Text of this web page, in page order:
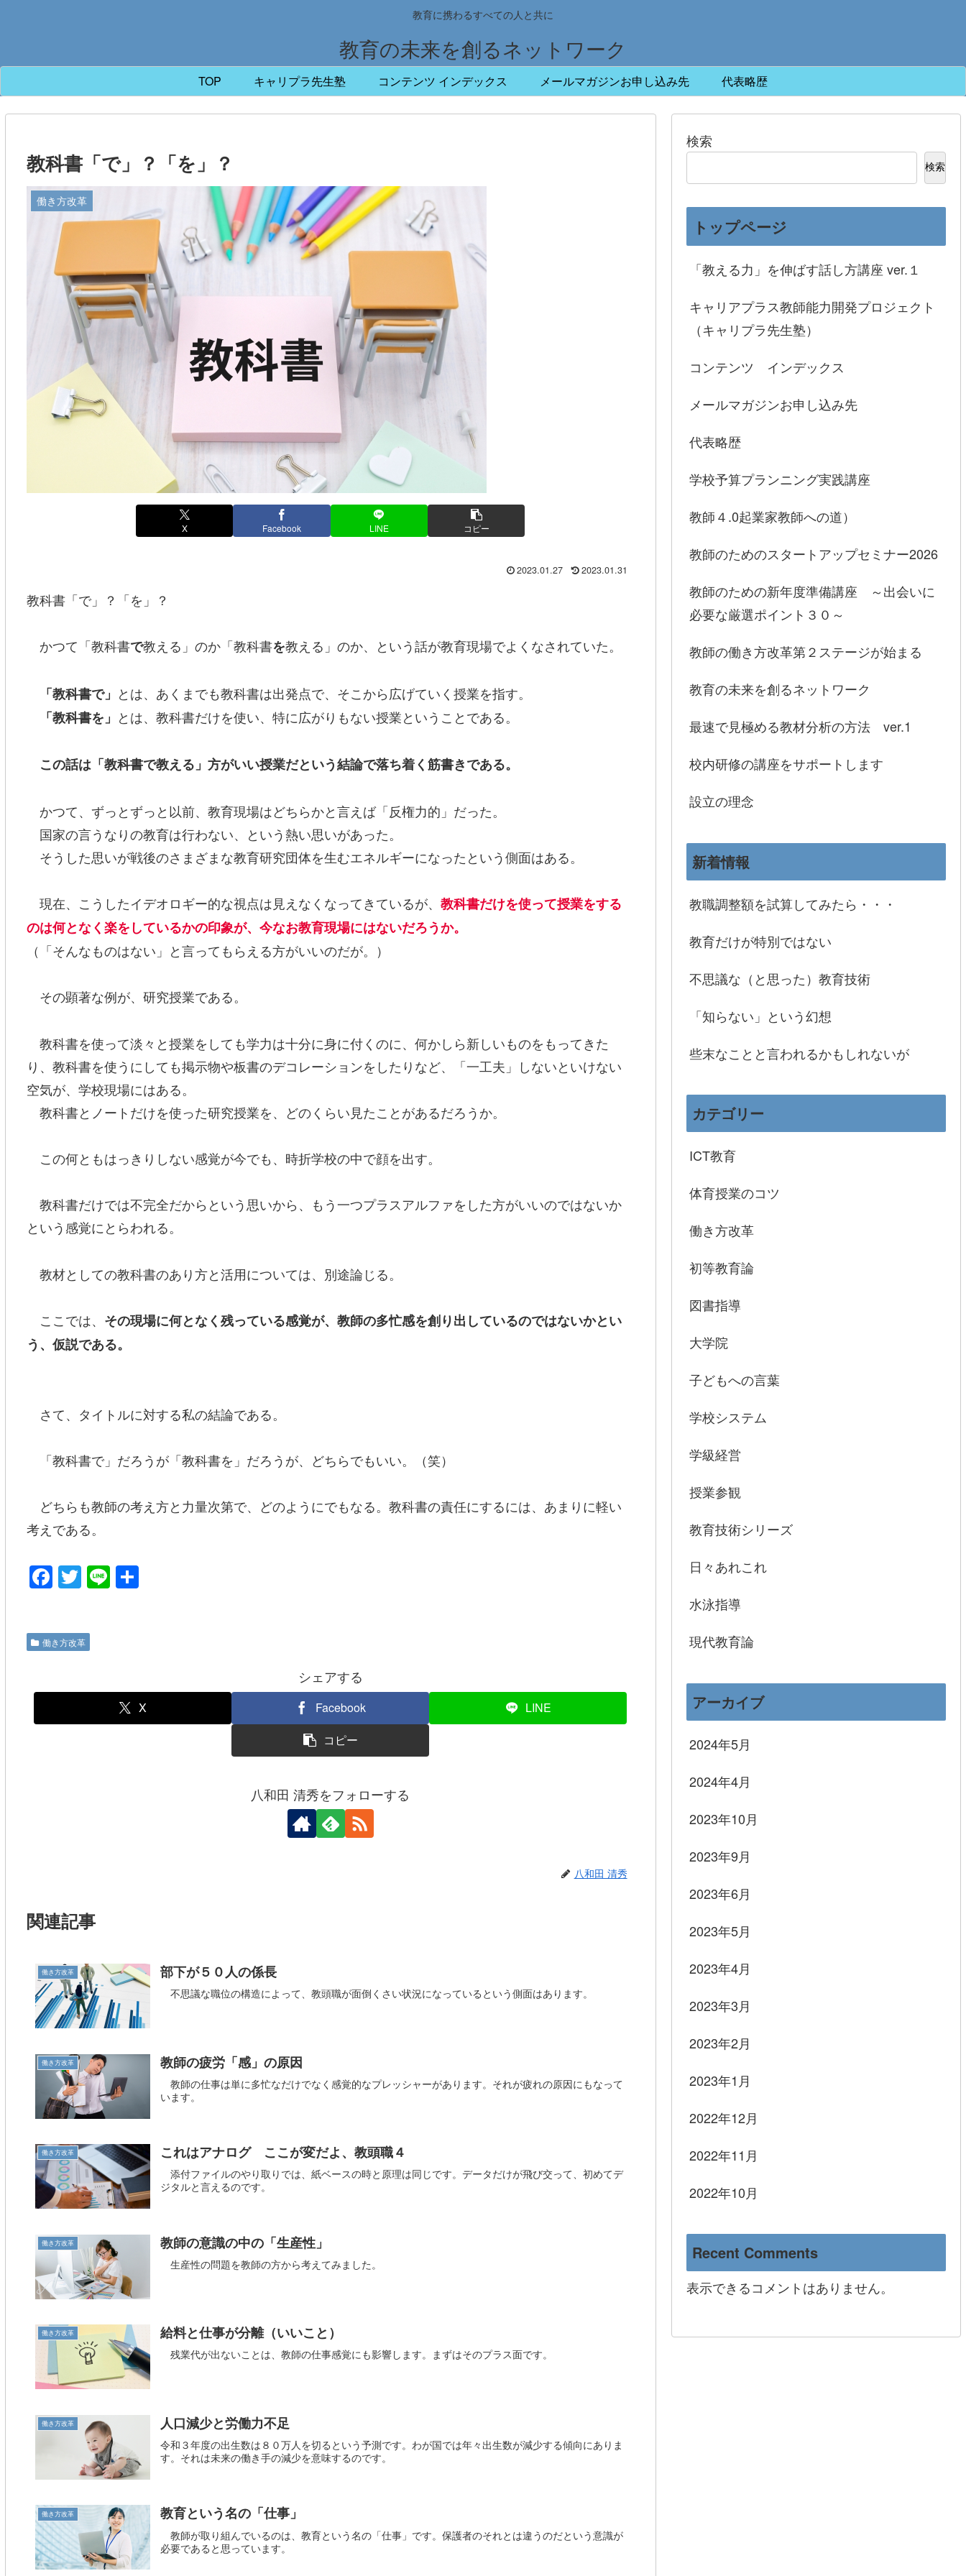
教育に携わるすべての人と共に
教育の未来を創るネットワーク
TOP キャリプラ先生塾 コンテンツ インデックス メールマガジンお申し込み先 代表略歴
教科書「で」？「を」？
働き方改革
X Facebook LINE コピー
2023.01.27 2023.01.31
教科書「で」？「を」？
かつて「教科書で教える」のか「教科書を教える」のか、という話が教育現場でよくなされていた。
「教科書で」 とは、あくまでも教科書は出発点で、そこから広げていく授業を指す。
「教科書を」 とは、教科書だけを使い、特に広がりもない授業ということである。
この話は「教科書で教える」方がいい授業だという結論で落ち着く筋書きである。
かつて、ずっとずっと以前、教育現場はどちらかと言えば「反権力的」だった。
国家の言うなりの教育は行わない、という熱い思いがあった。
そうした思いが戦後のさまざまな教育研究団体を生むエネルギーになったという側面はある。
現在、こうしたイデオロギー的な視点は見えなくなってきているが、 教科書だけを使って授業をする
のは何となく楽をしているかの印象が、今なお教育現場にはないだろうか。
（「そんなものはない」と言ってもらえる方がいいのだが。）
その顕著な例が、研究授業である。
教科書を使って淡々と授業をしても学力は十分に身に付くのに、何かしら新しいものをもってきた
り、教科書を使うにしても掲示物や板書のデコレーションをしたりなど、「一工夫」しないといけない
空気が、学校現場にはある。
教科書とノートだけを使った研究授業を、どのくらい見たことがあるだろうか。
この何ともはっきりしない感覚が今でも、時折学校の中で顔を出す。
教科書だけでは不完全だからという思いから、もう一つプラスアルファをした方がいいのではないか
という感覚にとらわれる。
教材としての教科書のあり方と活用については、別途論じる。
ここでは、 その現場に何となく残っている感覚が、教師の多忙感を創り出しているのではないかとい
う、仮説である。
さて、タイトルに対する私の結論である。
「教科書で」だろうが「教科書を」だろうが、どちらでもいい。（笑）
どちらも教師の考え方と力量次第で、どのようにでもなる。教科書の責任にするには、あまりに軽い
考えである。
F
e
o
T
er
Li 共
働き方改革
シェアする
X Facebook
LINE
コピー
八和田 清秀をフォローする
八和田 清秀
関連記事
働き方改革 部下が５０人の係長
不思議な職位の構造によって、教頭職が面倒くさい状況になっているという側面はあります。
働き方改革 教師の疲労「感」の原因
教師の仕事は単に多忙なだけでなく感覚的なプレッシャーがあります。それが疲れの原因にもなって
います。
働き方改革 これはアナログ ここが変だよ、教頭職４
添付ファイルのやり取りでは、紙ベースの時と原理は同じです。データだけが飛び交って、初めてデ
ジタルと言えるのです。
働き方改革 教師の意識の中の「生産性」
生産性の問題を教師の方から考えてみました。
働き方改革 給料と仕事が分離（いいこと）
残業代が出ないことは、教師の仕事感覚にも影響します。まずはそのプラス面です。
働き方改革 人口減少と労働力不足
令和３年度の出生数は８０万人を切るという予測です。わが国では年々出生数が減少する傾向にありま
す。それは未来の働き手の減少を意味するのです。
働き方改革 教育という名の「仕事」
教師が取り組んでいるのは、教育という名の「仕事」です。保護者のそれとは違うのだという意識が
必要であると思っています。
検索
検索
トップページ
「教える力」を伸ばす話し方講座 ver.１
キャリアプラス教師能力開発プロジェクト
（キャリプラ先生塾）
コンテンツ インデックス
メールマガジンお申し込み先
代表略歴
学校予算プランニング実践講座
教師４.0起業家教師への道）
教師のためのスタートアップセミナー2026
教師のための新年度準備講座 ～出会いに
必要な厳選ポイント３０～
教師の働き方改革第２ステージが始まる
教育の未来を創るネットワーク
最速で見極める教材分析の方法 ver.1
校内研修の講座をサポートします
設立の理念
新着情報
教職調整額を試算してみたら・・・
教育だけが特別ではない
不思議な（と思った）教育技術
「知らない」という幻想
些末なことと言われるかもしれないが
カテゴリー
ICT教育
体育授業のコツ
働き方改革
初等教育論
図書指導
大学院
子どもへの言葉
学校システム
学級経営
授業参観
教育技術シリーズ
日々あれこれ
水泳指導
現代教育論
アーカイブ
2024年5月
2024年4月
2023年10月
2023年9月
2023年6月
2023年5月
2023年4月
2023年3月
2023年2月
2023年1月
2022年12月
2022年11月
2022年10月
Recent Comments
表示できるコメントはありません。